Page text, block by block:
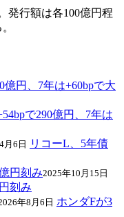
発行額は各100億円程
で290億円、7年は
月6日
リコーL、5年債
2025年10月15日
刻み
年8月6日 ホンダFが3